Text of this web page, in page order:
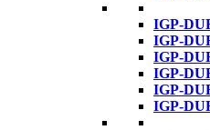
IGP-
IGP-
IGP-
IGP-
IGP-
IGP-